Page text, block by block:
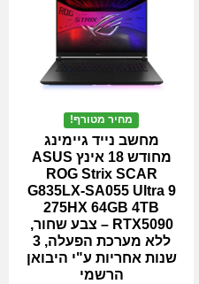
מחיר מטורף!
מחשב נייד גיימינג
מחודש 18 אינץ ASUS
ROG Strix SCAR
G835LX-SA055 Ultra 9
275HX 64GB 4TB
RTX5090 – צבע שחור,
ללא מערכת הפעלה, 3
שנות אחריות ע"י היבואן
הרשמי